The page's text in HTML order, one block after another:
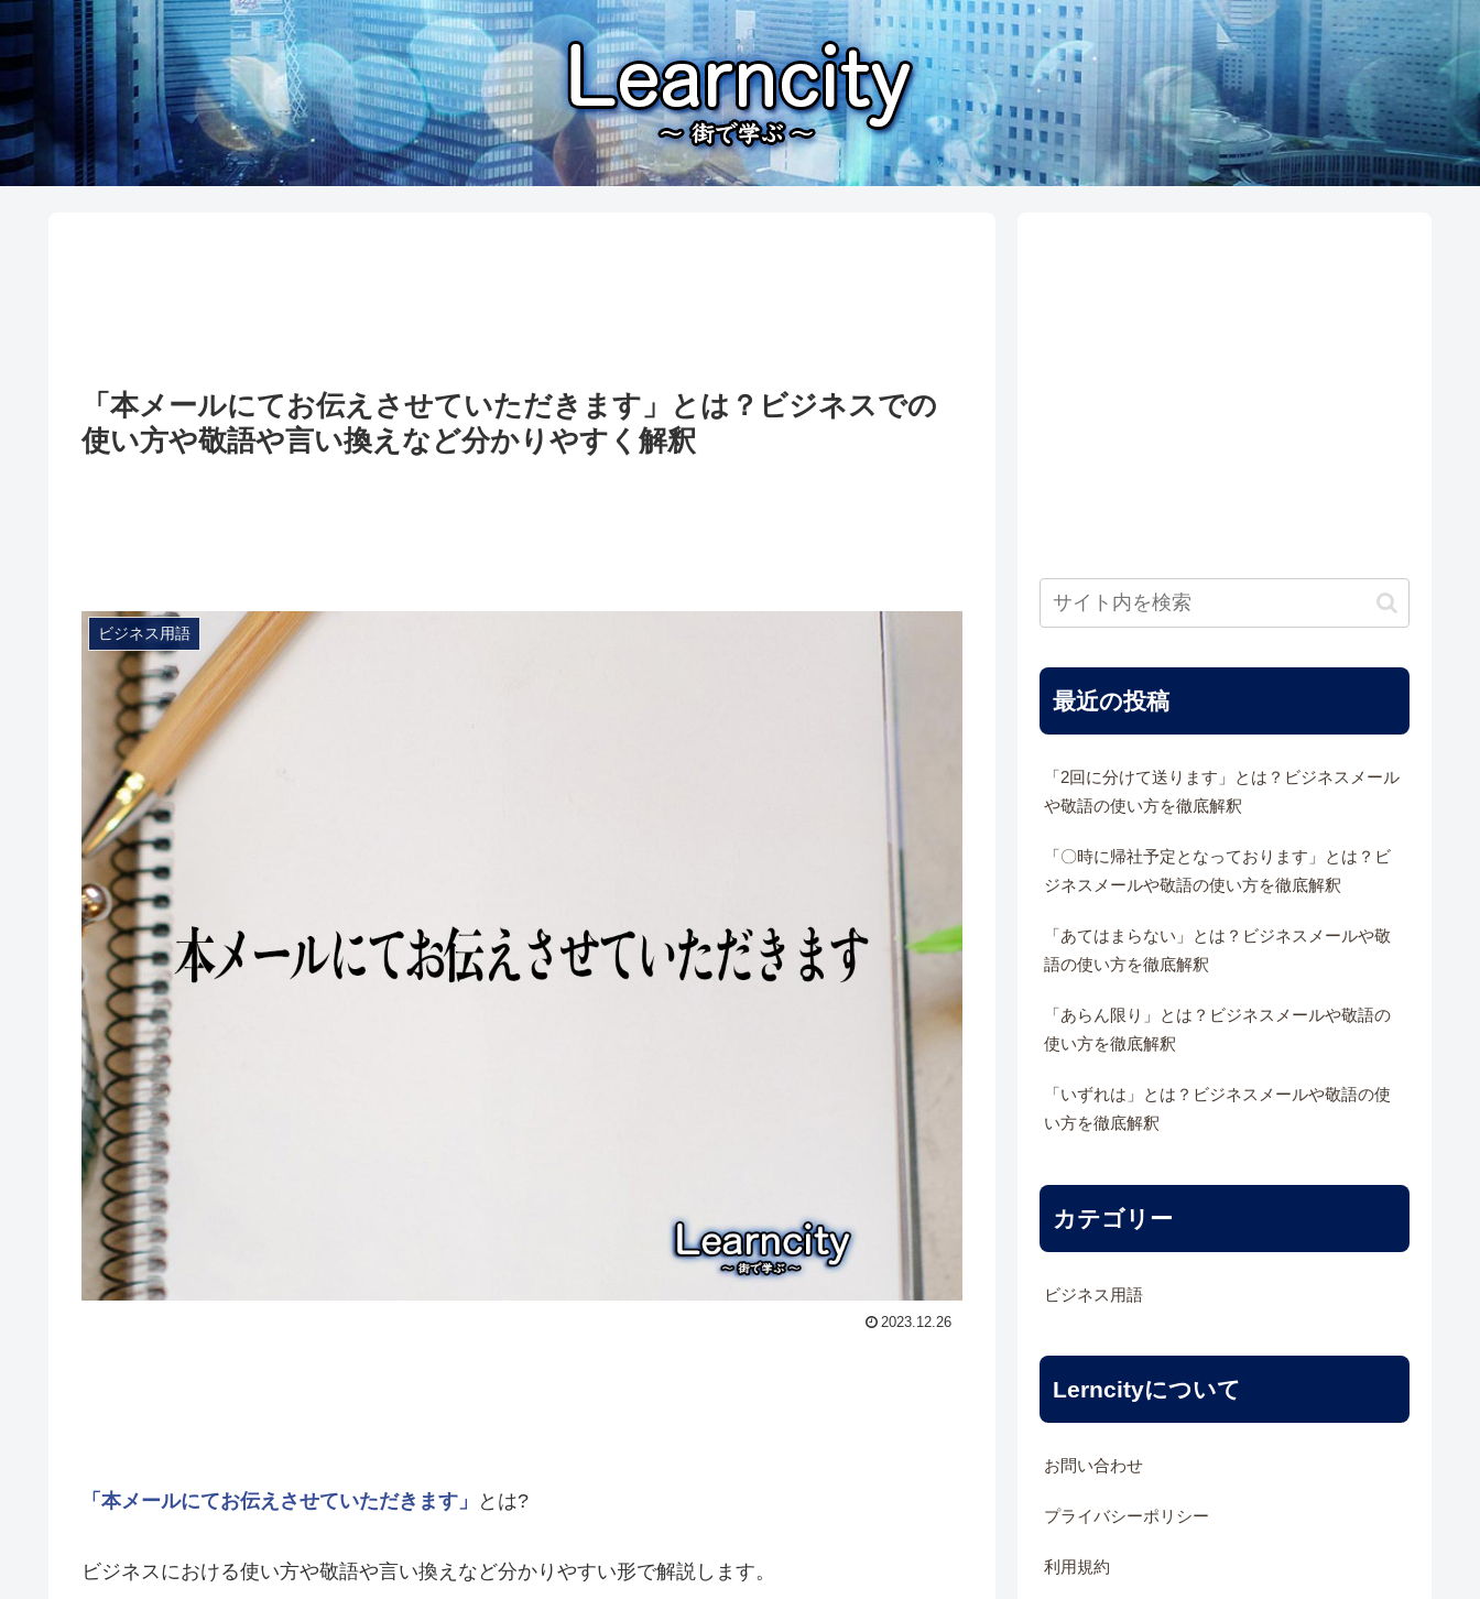
「本メールにてお伝えさせていただきます」とは？ビジネスでの
使い方や敬語や言い換えなど分かりやすく解釈
ビジネス用語
2023.12.26
「本メールにてお伝えさせていただきます」 とは?
ビジネスにおける使い方や敬語や言い換えなど分かりやすい形で解説します。
最近の投稿
「2回に分けて送ります」とは？ビジネスメール
や敬語の使い方を徹底解釈
「〇時に帰社予定となっております」とは？ビ
ジネスメールや敬語の使い方を徹底解釈
「あてはまらない」とは？ビジネスメールや敬
語の使い方を徹底解釈
「あらん限り」とは？ビジネスメールや敬語の
使い方を徹底解釈
「いずれは」とは？ビジネスメールや敬語の使
い方を徹底解釈
カテゴリー
ビジネス用語
Lerncityについて
お問い合わせ
プライバシーポリシー
利用規約